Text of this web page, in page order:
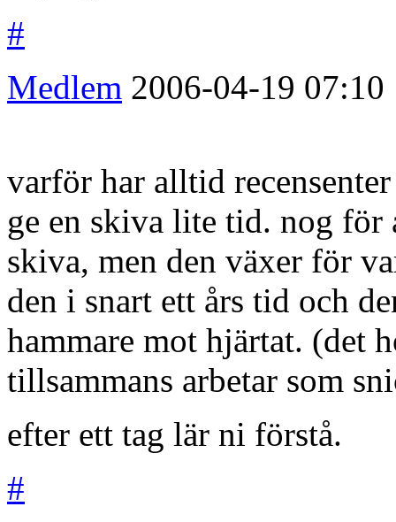
#
Medlem 2006-04-19 07:10
varför har alltid
ge en skiva lite tid. nog för
skiva, men den växer för
den i snart ett års tid och
hammare mot hjärtat. (det
tillsammans arbetar som
efter ett tag lär ni förstå.
#